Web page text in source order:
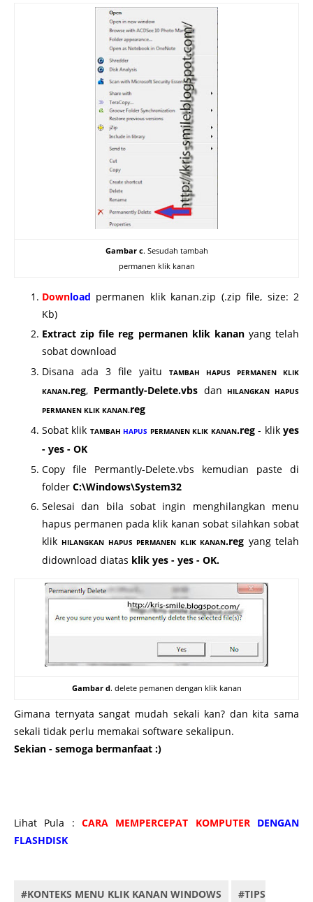
Gambar c. Sesudah tambah
permanen klik kanan
Download permanen klik kanan.zip (.zip file, size: 2
Kb)
Extract zip file reg permanen klik kananyang telah
sobat download
Disana ada 3 file yaitu
TAMBAH HAPUS PERMANEN KLIK
KANAN.reg, Permantly-Delete.vbs dan HILANGKAN HAPUS
PERMANEN KLIK KANAN.reg
Sobat klik TAMBAHHAPUS PERMANEN KLIK KANAN.reg- klikyes
- yes - OK
Copy file Permantly-Delete.vbs kemudian paste di
folder C:\Windows\System32
Selesai dan bila sobat ingin menghilangkan menu
hapus permanen pada klik kanan sobat silahkan sobat
klikHILANGKAN HAPUS PERMANEN KLIK KANAN.reg yang telah
didownload diatas klik yes - yes - OK.
Gambar d. delete pemanen dengan klik kanan
Gimana ternyata sangat mudah sekali kan? dan kita sama
sekali tidak perlu memakai software sekalipun.
Sekian - semoga bermanfaat :)
Lihat Pula : CARA MEMPERCEPAT KOMPUTER DENGAN
FLASHDISK
#KONTEKS MENU KLIK KANAN WINDOWS #TIPS